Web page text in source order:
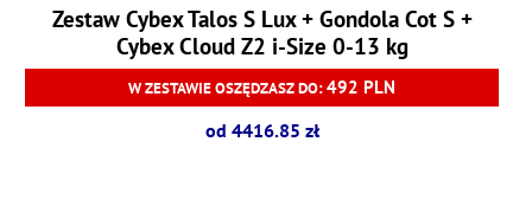
Zestaw Cybex Talos S Lux + Gondola Cot S +
Cybex Cloud Z2 i-Size 0-13 kg
W ZESTAWIE OSZĘDZASZ DO:492 PLN
od 4416.85 zł